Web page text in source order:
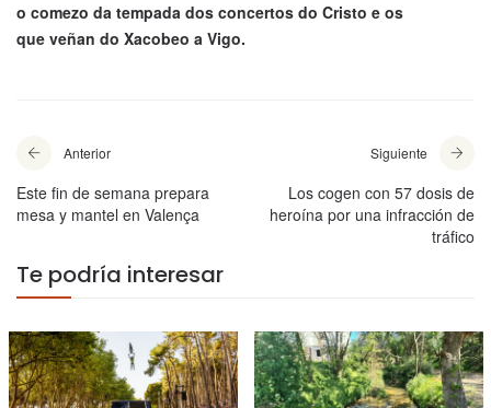
o comezo da tempada dos concertos do Cristo e os
que veñan do Xacobeo a Vigo.
Anterior
Este fin de semana prepara
mesa y mantel en Valença
Siguiente
Los cogen con 57 dosis de
heroína por una infracción de
tráfico
Te podría interesar